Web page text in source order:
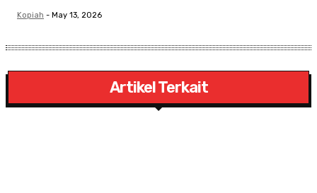
Kopiah - May 13, 2026
Artikel Terkait